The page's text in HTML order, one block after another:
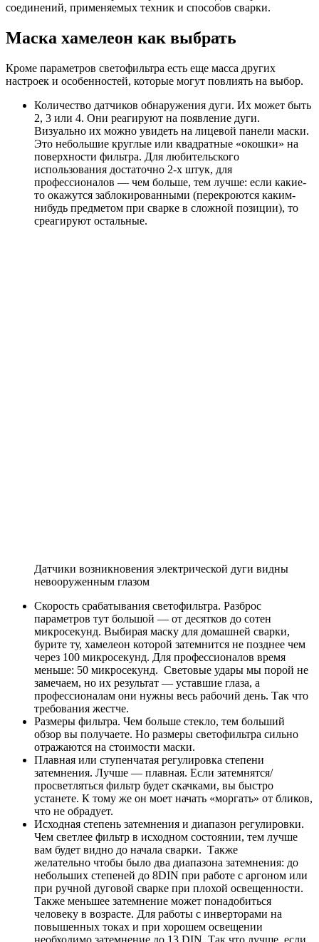
соединений, применяемых техник и способов сварки.
Маска хамелеон как выбрать
Кроме параметров светофильтра есть еще масса других
настроек и особенностей, которые могут повлиять на выбор.
Количество датчиков обнаружения дуги. Их может быть
2, 3 или 4. Они реагируют на появление дуги.
Визуально их можно увидеть на лицевой панели маски.
Это небольшие круглые или квадратные «окошки» на
поверхности фильтра. Для любительского
использования достаточно 2-х штук, для
профессионалов — чем больше, тем лучше: если какие-
то окажутся заблокированными (перекроются каким-
нибудь предметом при сварке в сложной позиции), то
среагируют остальные.
Датчики возникновения электрической дуги видны
невооруженным глазом
Скорость срабатывания светофильтра. Разброс
параметров тут большой — от десятков до сотен
микросекунд. Выбирая маску для домашней сварки,
бурите ту, хамелеон которой затемнится не позднее чем
через 100 микросекунд. Для профессионалов время
меньше: 50 микросекунд. Световые удары мы порой не
замечаем, но их результат — уставшие глаза, а
профессионалам они нужны весь рабочий день. Так что
требования жестче.
Размеры фильтра. Чем больше стекло, тем больший
обзор вы получаете. Но размеры светофильтра сильно
отражаются на стоимости маски.
Плавная или ступенчатая регулировка степени
затемнения. Лучше — плавная. Если затемнятся/
просветляться фильтр будет скачками, вы быстро
устанете. К тому же он моет начать «моргать» от бликов,
что не обрадует.
Исходная степень затемнения и диапазон регулировки.
Чем светлее фильтр в исходном состоянии, тем лучше
вам будет видно до начала сварки. Также
желательно чтобы было два диапазона затемнения: до
небольших степеней до 8DIN при работе с аргоном или
при ручной дуговой сварке при плохой освещенности.
Также меньшее затемнение может понадобиться
человеку в возрасте. Для работы с инверторами на
повышенных токах и при хорошем освещении